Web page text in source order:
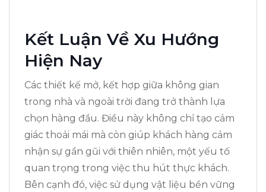
Kết Luận Về Xu Hướng
Hiện Nay
Các thiết kế mở, kết hợp giữa không gian
trong nhà và ngoài trời đang trở thành lựa
chọn hàng đầu. Điều này không chỉ tạo cảm
giác thoải mái mà còn giúp khách hàng cảm
nhận sự gần gũi với thiên nhiên, một yếu tố
quan trọng trong việc thu hút thực khách.
Bên cạnh đó, việc sử dụng vật liệu bền vững